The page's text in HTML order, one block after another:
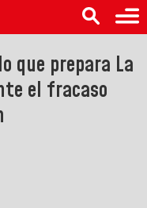
que prepara La
el fracaso